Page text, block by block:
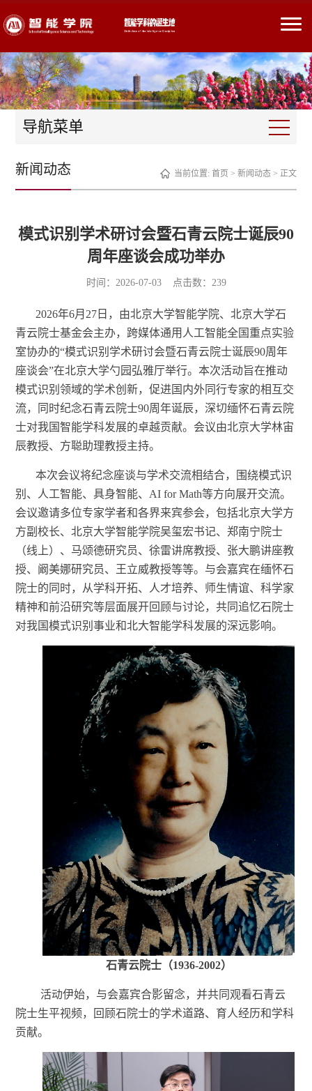
导航菜单
当前位置: 首页 > 新闻动态> 正文
新闻动态
模式识别学术研讨会暨石青云院士诞辰90
周年座谈会成功举办
时间：2026-07-03 点击数： 239
2026年6月27日，由北京大学智能学院、北京大学石
青云院士基金会主办，跨媒体通用人工智能全国重点实验
室协办的“模式识别学术研讨会暨石青云院士诞辰90周年
座谈会”在北京大学勺园弘雅厅举行。本次活动旨在推动
模式识别领域的学术创新，促进国内外同行专家的相互交
流，同时纪念石青云院士90周年诞辰，深切缅怀石青云院
士对我国智能学科发展的卓越贡献。会议由北京大学林宙
辰教授、方聪助理教授主持。
本次会议将纪念座谈与学术交流相结合，围绕模式识
别、人工智能、具身智能、 AI for Math等方向展开交流。
会议邀请多位专家学者和各界来宾参会，包括北京大学方
方副校长、北京大学智能学院吴玺宏书记、郑南宁院士
（线上）、马颂德研究员、徐雷讲席教授、张大鹏讲座教
授、阚美娜研究员、王立威教授等等。与会嘉宾在缅怀石
院士的同时，从学科开拓、人才培养、师生情谊、科学家
精神和前沿研究等层面展开回顾与讨论，共同追忆石院士
对我国模式识别事业和北大智能学科发展的深远影响。
石青云院士（1936-2002）
活动伊始，与会嘉宾合影留念，并共同观看石青云
院士生平视频，回顾石院士的学术道路、育人经历和学科
贡献。